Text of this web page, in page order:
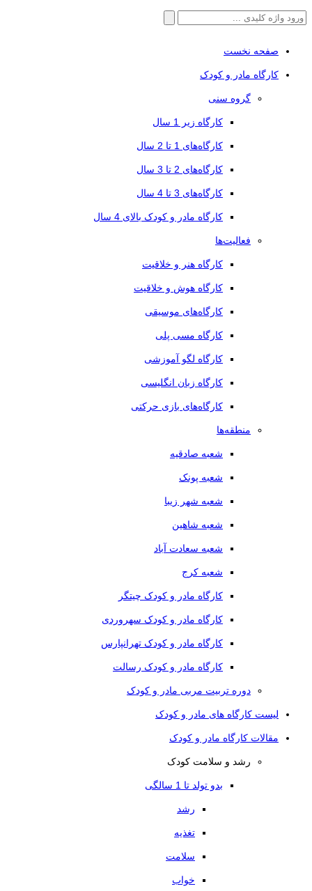
جستجو
صفحه نخست
کارگاه مادر و کودک
گروه سنی
کارگاه زیر 1 سال
کارگاه‌های 1 تا 2 سال
کارگاه‌های 2 تا 3 سال
کارگاه‌های 3 تا 4 سال
کارگاه مادر و کودک بالای 4 سال
فعالیت‌ها
کارگاه هنر و خلاقیت
کارگاه هوش و خلاقیت
کارگاه‌های موسیقی
کارگاه مسی پلی
کارگاه لگو آموزشی
کارگاه زبان انگلیسی
کارگاه‌های بازی حرکتی
منطقه‌ها
شعبه صادقیه
شعبه پونک
شعبه شهر زیبا
شعبه شاهین
شعبه سعادت آباد
شعبه کرج
کارگاه مادر و کودک چیتگر
کارگاه مادر و کودک سهروردی
کارگاه مادر و کودک تهرانپارس
کارگاه مادر و کودک رسالت
دوره تربیت مربی مادر و کودک
لیست کارگاه های مادر و کودک
مقالات کارگاه مادر و کودک
رشد و سلامت کودک
بدو تولد تا 1 سالگی
رشد
تغذیه
سلامت
خواب